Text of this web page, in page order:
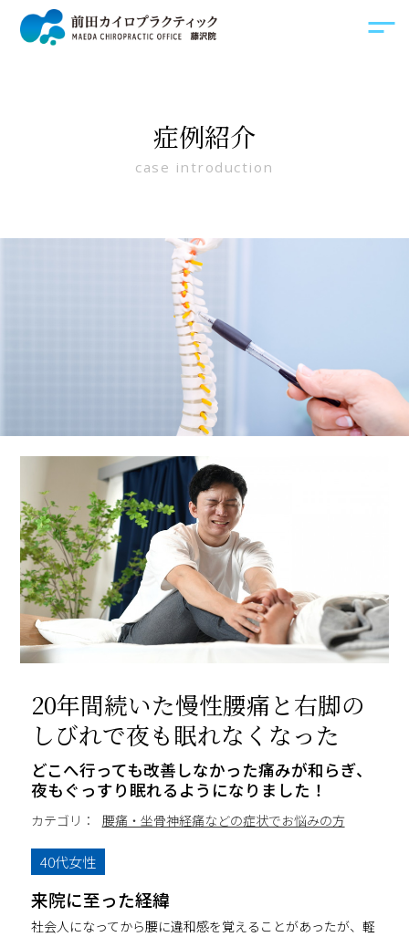
症例紹介
case introduction
20年間続いた慢性腰痛と右脚の
しびれで夜も眠れなくなった
どこへ行っても改善しなかった痛みが和らぎ、
夜もぐっすり眠れるようになりました！
カテゴリ： 腰痛・坐骨神経痛などの症状でお悩みの方
40代女性
来院に至った経緯
社会人になってから腰に違和感を覚えることがあったが、軽